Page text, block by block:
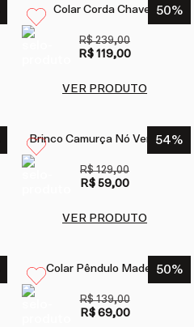
50%
Colar Corda Chaves
R$ 239,00
R$ 119,00
VER PRODUTO
54%
Brinco Camurça Nó Vermelho
R$ 129,00
R$ 59,00
VER PRODUTO
50%
Colar Pêndulo Madeira
R$ 139,00
R$ 69,00